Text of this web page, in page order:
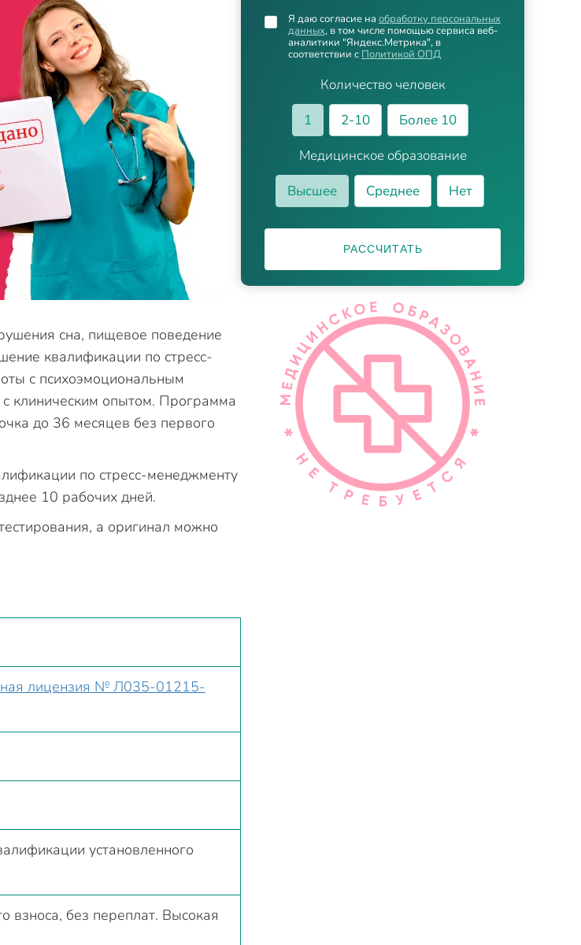
Количество человек
1
2-10
Более 10
Медицинское образование
Высшее
Среднее Нет
Я даю согласие на обработку персональных
данных, в том числе помощью сервиса веб-
аналитики "Яндекс.Метрика", в
соответствии с Политикой ОПД
РАССЧИТАТЬ
сна, пищевое поведение
квалификации по стресс-
с психоэмоциональным
клиническим опытом. Программа
до 36 месяцев без первого
по стресс-менеджменту
10 рабочих дней.
а оригинал можно
лицензия № Л035-01215-
установленного
взноса, без переплат. Высокая